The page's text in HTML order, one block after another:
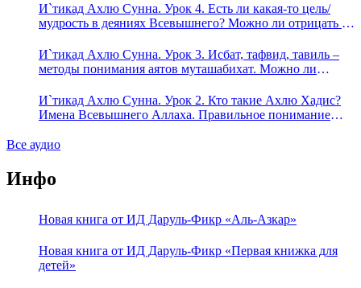
И`тикад Ахлю Сунна. Урок 4. Есть ли какая-то цель/
мудрость в деяниях Всевышнего? Можно ли отрицать в
пришло в Коране и Сунне? Концепция ибн Таймийи
И`тикад Ахлю Сунна. Урок 3. Исбат, тафвид, тавиль –
методы понимания аятов муташабихат. Можно ли
означает утверждение сифата «биля кейфа» (без образа)?
И`тикад Ахлю Сунна. Урок 2. Кто такие Ахлю Хадис?
Имена Всевышнего Аллаха. Правильное понимание
Все аудио
Инфо
Новая книга от ИД Даруль-Фикр «Аль-Азкар»
Новая книга от ИД Даруль-Фикр «Первая книжка для
детей»